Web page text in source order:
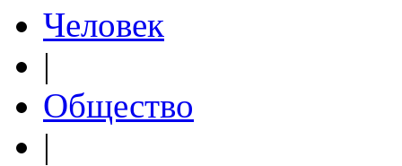
Человек
|
Общество
|